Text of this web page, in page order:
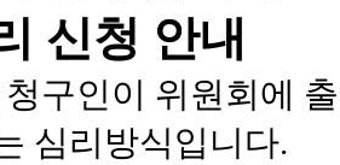
신청 안내
청구인이 위원회에
심리방식입니다.